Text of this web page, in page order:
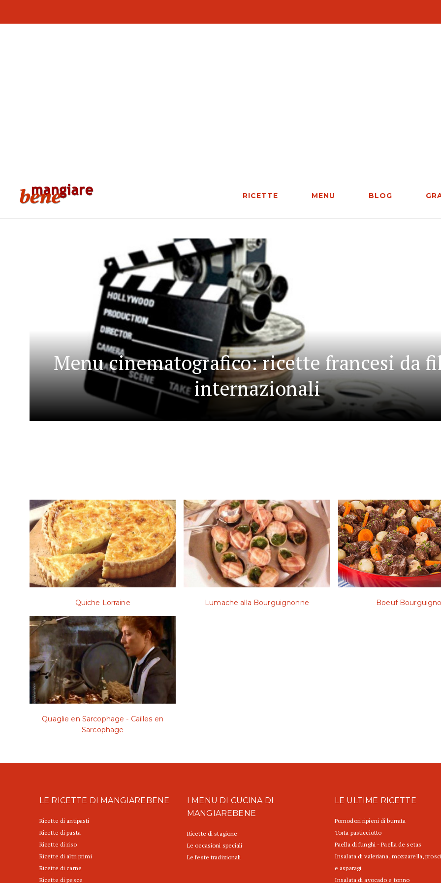
RICETTE MENU BLOG
Menu cinematografico: ricette francesi da
internazionali
Quiche Lorraine Lumache alla Bourguignonne Boeuf
Quaglie en Sarcophage - Cailles en
Sarcophage
LE RICETTE DI MANGIAREBENE
Ricette di antipasti
Ricette di pasta
Ricette di riso
Ricette di altri primi
Ricette di carne
Ricette di pesce
I MENU DI CUCINA DI
MANGIAREBENE
Ricette di stagione
Le occasioni speciali
Le feste tradizionali
LE ULTIME RICETTE
Pomodori ripieni di burrata
Torta pasticciotto
Paella di funghi - Paella de setas
Insalata di valeriana, mozzarella,
e asparagi
Insalata di avocado e tonno